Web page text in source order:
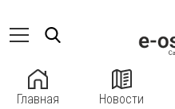
Главная Новости